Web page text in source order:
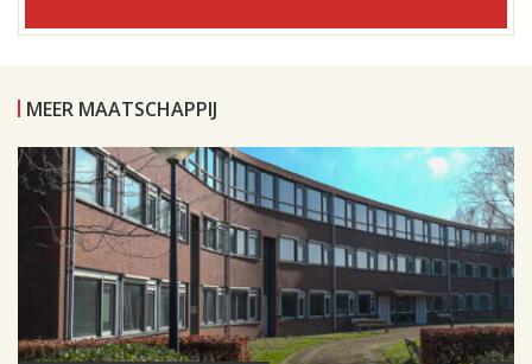
MEER MAATSCHAPPIJ